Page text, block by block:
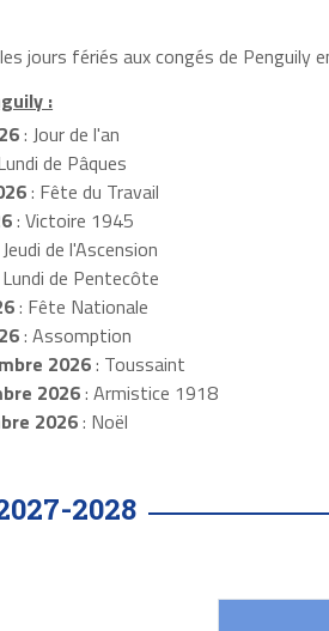
jours fériés aux congés de
:
: Jour de l'an
de Pâques
: Fête du Travail
: Victoire 1945
de l'Ascension
de Pentecôte
: Fête Nationale
: Assomption
2026: Toussaint
2026: Armistice 1918
2026: Noël
2028